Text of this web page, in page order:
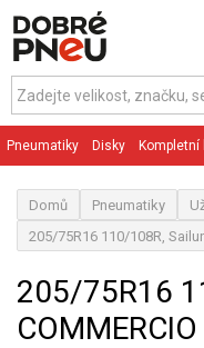
Pneumatiky Disky Kompletní
Domů Pneumatiky
205/75R16 110/108R,
205/75R16
COMMERCIO